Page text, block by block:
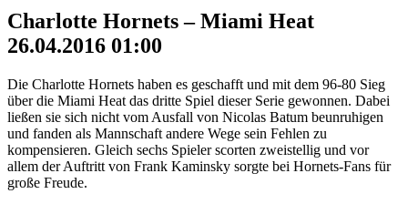
Charlotte Hornets – Miami Heat
26.04.2016 01:00
Die Charlotte Hornets haben es geschafft und mit dem 96-80 Sieg
über die Miami Heat das dritte Spiel dieser Serie gewonnen. Dabei
ließen sie sich nicht vom Ausfall von Nicolas Batum beunruhigen
und fanden als Mannschaft andere Wege sein Fehlen zu
kompensieren. Gleich sechs Spieler scorten zweistellig und vor
allem der Auftritt von Frank Kaminsky sorgte bei Hornets-Fans für
große Freude.